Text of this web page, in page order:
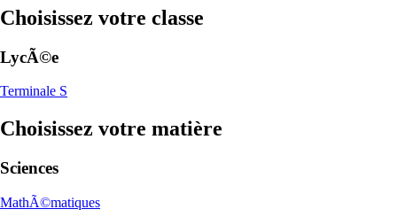
Choisissez votre classe
LycÃ©e
Terminale S
Choisissez votre matière
Sciences
MathÃ©matiques